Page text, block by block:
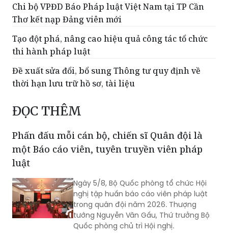
Chi bộ VPĐD Báo Pháp luật Việt Nam tại TP Cần
Thơ kết nạp Đảng viên mới
Tạo đột phá, nâng cao hiệu quả công tác tổ chức
thi hành pháp luật
Đề xuất sửa đổi, bổ sung Thông tư quy định về
thời hạn lưu trữ hồ sơ, tài liệu
ĐỌC THÊM
Phấn đấu mỗi cán bộ, chiến sĩ Quân đội là
một Báo cáo viên, tuyên truyền viên pháp
luật
Ngày 5/8, Bộ Quốc phòng tổ chức Hội
nghị tập huấn báo cáo viên pháp luật
trong quân đội năm 2026. Thượng
tướng Nguyễn Văn Gấu, Thứ trưởng Bộ
Quốc phòng chủ trì Hội nghị.